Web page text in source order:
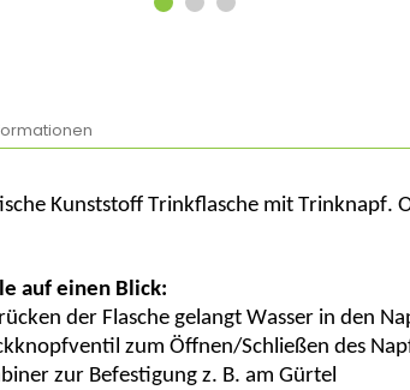
Kunststoff Trinkflasche mit Trinknapf.
auf einen Blick:
der Flasche gelangt Wasser in den
zum Öffnen/Schließen des
zur Befestigung z. B. am Gürtel